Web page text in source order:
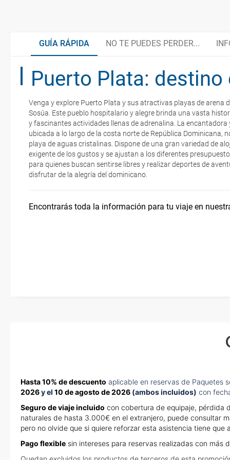
GUÍA RÁPIDA NO TE PUEDES PERDER...
Puerto Plata: destino
Venga y explore Puerto Plata y sus atractivas playas de arena
Sosúa. Este pueblo hospitalario y alegre brinda una vasta
y fascinantes actividades llenas de adrenalina. La
ubicada a lo largo de la costa norte de República Dominicana,
playa de aguas cristalinas. Dispone de una gran variedad de
exigente de los gustos y se ajustan a los diferentes
para quienes buscan sentirse libres y realizar deportes de
disfrutar de la alegría del dominicano.
Encontrarás toda la información para tu viaje en
Cayo Arena
Cayo Levantado
Bahía de las Águilas
Kiteboarding en Puerto Plata
La perfecta mezcla de sabores
¿Cómo llegar desde España?
Asistencia sanitaria y teléfonos de interés
Cultura y tradición
La documentación de tu reserva te será enviada por mail en el
esté realizado completamente.
Respecto a las tarjetas de embarque, casi todas las compañías
electrónicos por lo que podrás obtenerlas directamente en los
realizando el check-in por su web.
exigen la presentación de la tarjeta de embarque (que deberás
no te carguen un suplemento extra en el mismo aeropuerto.
Hasta 10% de descuento aplicable en reservas de Paquetes
2026y el 10 de agosto de 2026 (ambos incluidos) con
Seguro de viaje incluido con cobertura de equipaje, pérdida
naturales de hasta 3.000€ en el extranjero, puede consultar
pero no olvide que si quiere reforzar esta asistencia tiene
Pago flexible sin intereses para reservas realizadas con más